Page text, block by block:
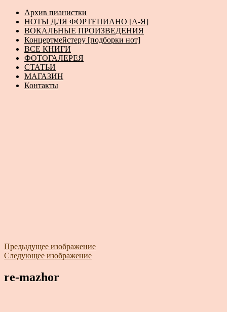
Архив пианистки
НОТЫ ДЛЯ ФОРТЕПИАНО [А-Я]
ВОКАЛЬНЫЕ ПРОИЗВЕДЕНИЯ
Концертмейстеру [подборки нот]
ВСЕ КНИГИ
ФОТОГАЛЕРЕЯ
СТАТЬИ
МАГАЗИН
Контакты
Предыдущее изображение
Следующее изображение
re-mazhor